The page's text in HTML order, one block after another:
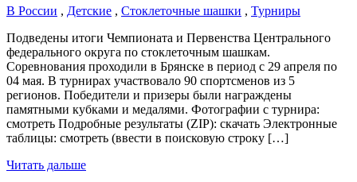
В России , Детские , Стоклеточные шашки , Турниры
Подведены итоги Чемпионата и Первенства Центрального
федерального округа по стоклеточным шашкам.
Соревнования проходили в Брянске в период с 29 апреля по
04 мая. В турнирах участвовало 90 спортсменов из 5
регионов. Победители и призеры были награждены
памятными кубками и медалями. Фотографии с турнира:
смотреть Подробные результаты (ZIP): скачать Электронные
таблицы: смотреть (ввести в поисковую строку […]
Читать дальше